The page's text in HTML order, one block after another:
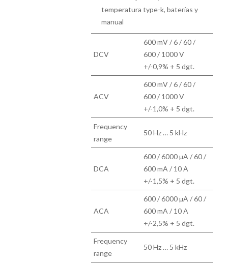
temperatura type-k, baterías y
manual
DCV
600 mV / 6 / 60 /
600 / 1000 V
+/-0,9% + 5 dgt.
ACV
600 mV / 6 / 60 /
600 / 1000 V
+/-1,0% + 5 dgt.
Frequency
range
50 Hz … 5 kHz
DCA
600 / 6000 µA / 60 /
600 mA / 10 A
+/-1,5% + 5 dgt.
ACA
600 / 6000 µA / 60 /
600 mA / 10 A
+/-2,5% + 5 dgt.
Frequency
range
50 Hz … 5 kHz